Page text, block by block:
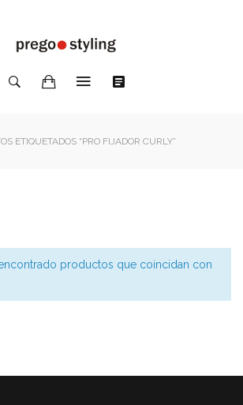
ETIQUETADOS “PRO FIJADOR CURLY”
productos que coincidan con